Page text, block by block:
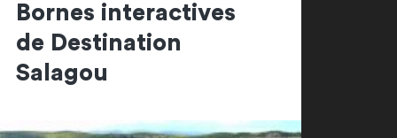
Bornes interactives
de Destination
Salagou